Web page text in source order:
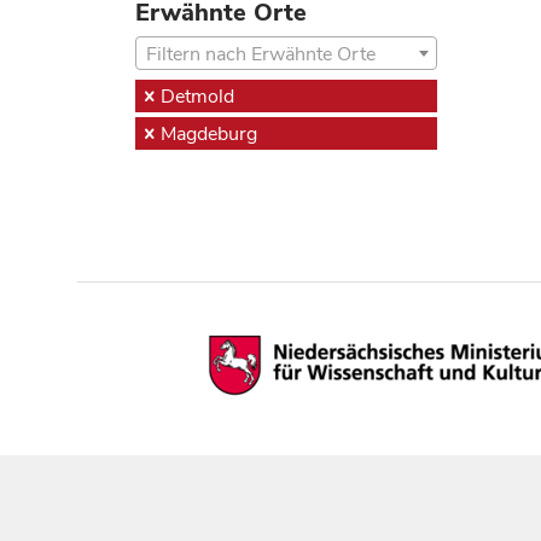
Erwähnte Orte
Filtern nach Erwähnte Orte
Detmold
Magdeburg